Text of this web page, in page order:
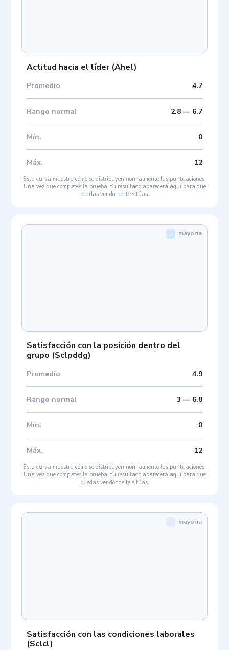
Actitud hacia el líder(Ahel)
Promedio 4.7
Rango normal 2.8— 6.7
Mín. 0
Máx. 12
Esta curva muestra cómo se distribuyen normalmente las puntuaciones.
Una vez que completes la prueba, tu resultado aparecerá aquí para que
puedas ver dónde te sitúas.
Satisfacción con la posición dentro del
grupo (Sclpddg)
Promedio 4.9
Rango normal 3 — 6.8
Mín. 0
Máx. 12
mayoría
Esta curva muestra cómo se distribuyen normalmente las puntuaciones.
Una vez que completes la prueba, tu resultado aparecerá aquí para que
puedas ver dónde te sitúas.
Satisfacción con las condiciones laborales
(Sclcl)
mayoría